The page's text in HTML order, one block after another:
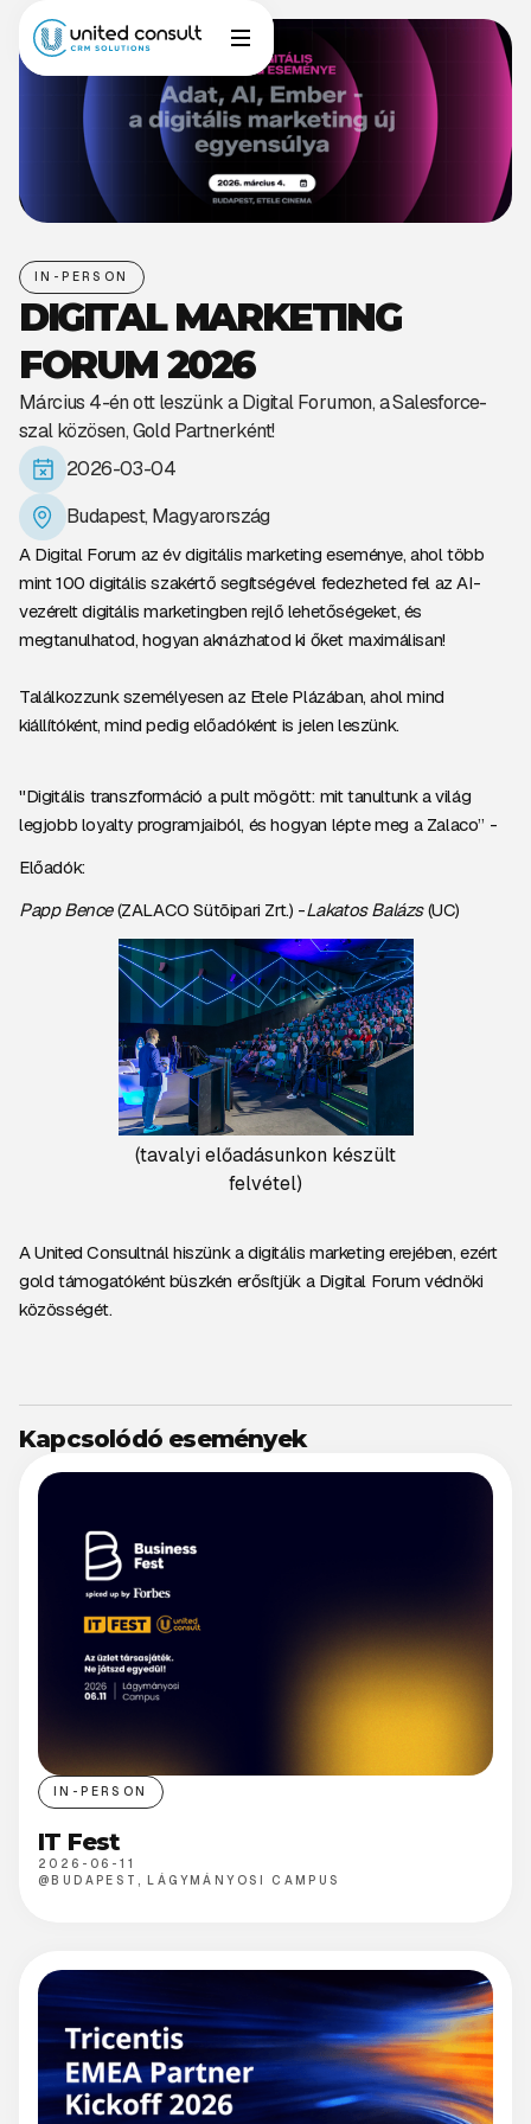
IN-PERSON
DIGITAL MARKETING
FORUM 2026
Március 4-én ott leszünk a Digital Forumon, a Salesforce-
szal közösen, Gold Partnerként!
2026-03-04
Budapest, Magyarország
A Digital Forum az év digitális marketing eseménye, ahol több
mint 100 digitális szakértő segítségével fedezheted fel az AI-
vezérelt digitális marketingben rejlő lehetőségeket, és
megtanulhatod, hogyan aknázhatod ki őket maximálisan!
Találkozzunk személyesen az Etele Plázában, ahol mind
kiállítóként, mind pedig előadóként is jelen leszünk.
"Digitális transzformáció a pult mögött: mit tanultunk a világ
legjobb loyalty programjaiból, és hogyan lépte meg a Zalaco”​ -
​Előadók:
Papp Bence(ZALACO Sütõipari Zrt.) -Lakatos Balázs(UC) ​
(tavalyi előadásunkon készült
felvétel)
A United Consultnál hiszünk a digitális marketing erejében, ezért
gold támogatóként büszkén erősítjük a Digital Forum védnöki
közösségét.
Kapcsolódó események
IN-PERSON
IT Fest
2026-06-11
@BUDAPEST, LÁGYMÁNYOSI CAMPUS